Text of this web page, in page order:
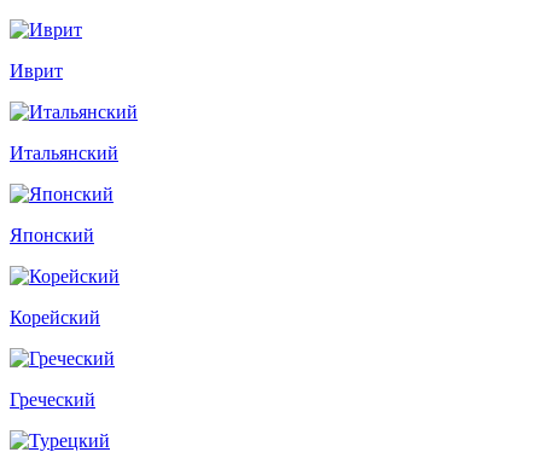
Иврит
Итальянский
Японский
Корейский
Греческий